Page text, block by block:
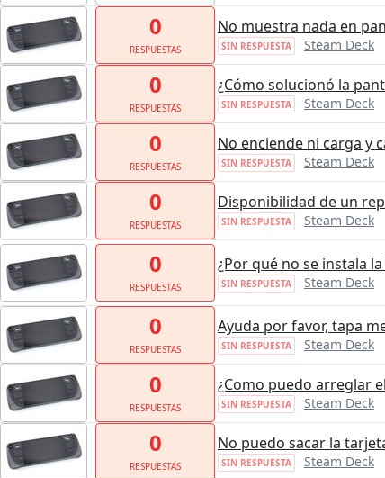
0
RESPUESTAS
No muestra nada en
SIN RESPUESTA Steam Deck
0
RESPUESTAS
¿Cómo solucionó la
SIN RESPUESTA Steam Deck
0
RESPUESTAS
No enciende ni carga y
SIN RESPUESTA Steam Deck
0
RESPUESTAS
Disponibilidad de un
SIN RESPUESTA Steam Deck
0
RESPUESTAS
¿Por qué no se instala
SIN RESPUESTA Steam Deck
0
RESPUESTAS
Ayuda por favor, tapa
SIN RESPUESTA Steam Deck
0
RESPUESTAS
¿Como puedo arreglar
SIN RESPUESTA Steam Deck
0
RESPUESTAS
No puedo sacar la
SIN RESPUESTA Steam Deck